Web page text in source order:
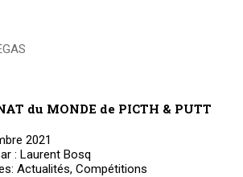
du MONDE de PICTH & PUTT
2021
: Laurent Bosq
Actualités, Compétitions